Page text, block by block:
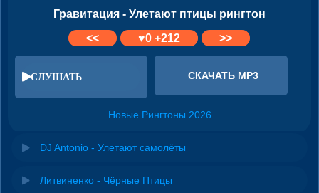
Гравитация - Улетают птицы рингтон
<<
♥0+212 >>
СЛУШАТЬ СКАЧАТЬ MP3
Новые Рингтоны 2026
DJ Antonio - Улетают самолёты
Литвиненко - Чёрные Птицы